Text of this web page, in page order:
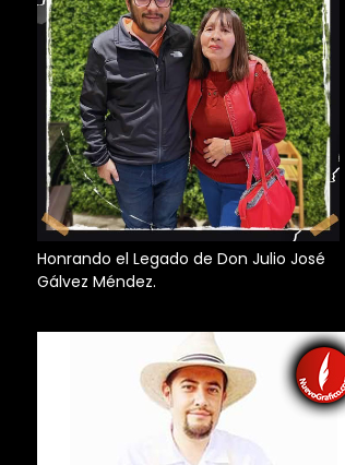
Honrando el Legado de Don Julio José
Gálvez Méndez.